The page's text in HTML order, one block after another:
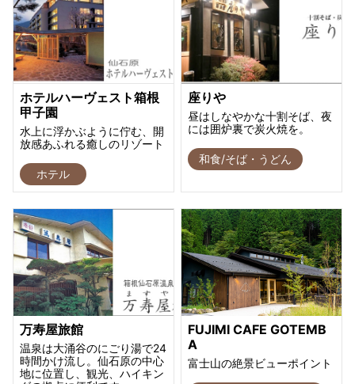
ホテルハーヴェスト箱根
甲子園
水上に浮かぶように佇む、開
放感あふれる癒しのリゾート
ホテル
座りや
昼はしなやかな十割そば、夜
には囲炉裏で炭火焼を。
和食/そば・うどん
万寿屋旅館
温泉は大涌谷のにごり湯で24
時間かけ流し。仙石原の中心
地に位置し、観光、ハイキン
FUJIMI CAFE GOTEMB
A
富士山の絶景ビューポイント